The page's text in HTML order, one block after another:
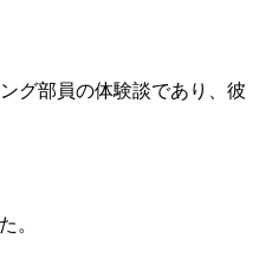
グ部員の体験談であり、彼
。